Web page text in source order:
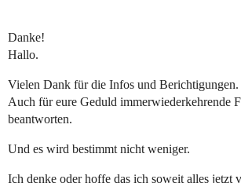
Danke!
Hallo.
Vielen Dank für die Infos und Berichtigungen.
Auch für eure Geduld immerwiederkehrende
beantworten.
Und es wird bestimmt nicht weniger.
Ich denke oder hoffe das ich soweit alles jetzt